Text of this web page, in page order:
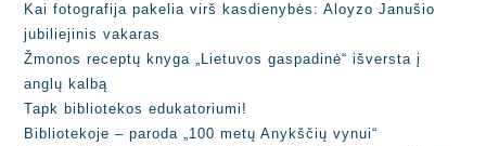
Kai fotografija pakelia virš kasdienybės: Aloyzo Janušio
jubiliejinis vakaras
Žmonos receptų knyga „Lietuvos gaspadinė“ išversta į
anglų kalbą
Tapk bibliotekos edukatoriumi!
Bibliotekoje – paroda „100 metų Anykščių vynui“